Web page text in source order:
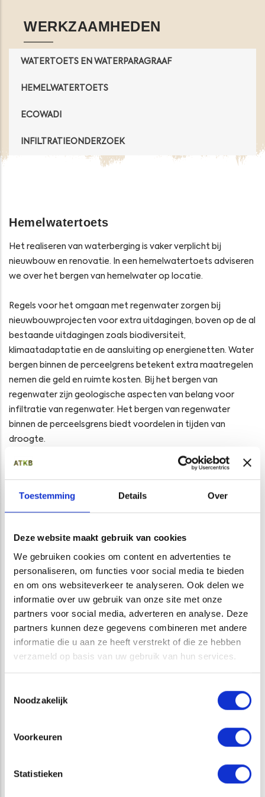
Toestemming Details Over
Deze website maakt gebruik van cookies
We gebruiken cookies om content en advertenties te
personaliseren, om functies voor social media te bieden
en om ons websiteverkeer te analyseren. Ook delen we
informatie over uw gebruik van onze site met onze
partners voor social media, adverteren en analyse. Deze
partners kunnen deze gegevens combineren met andere
informatie die u aan ze heeft verstrekt of die ze hebben
verzameld op basis van uw gebruik van hun services.
Noodzakelijk
Voorkeuren
Statistieken
WERKZAAMHEDEN
WATERTOETS EN WATERPARAGRAAF
HEMELWATERTOETS
ECOWADI
INFILTRATIEONDERZOEK
Hemelwatertoets
Het realiseren van waterberging is vaker verplicht bij
nieuwbouw en renovatie. In een hemelwatertoets adviseren
we over het bergen van hemelwater op locatie.
Regels voor het omgaan met regenwater zorgen bij
nieuwbouwprojecten voor extra uitdagingen, boven op de al
bestaande uitdagingen zoals biodiversiteit,
klimaatadaptatie en de aansluiting op energienetten. Water
bergen binnen de perceelgrens betekent extra maatregelen
nemen die geld en ruimte kosten. Bij het bergen van
regenwater zijn geologische aspecten van belang voor
infiltratie van regenwater. Het bergen van regenwater
binnen de perceelsgrens biedt voordelen in tijden van
droogte.
De hemelwatertoets is geschikt voor kleinschalige
de volgende onderdelen:
Hoeveel hemelwater moet binnen de perceelgrens
Welke kansen biedt de locatie voor infiltratie van
hemelwater?
Volstaan de geplande klimaat adaptieve maatregelen
of is er meer nodig?
Wat is het toetsingskader voor de hemelwateropgave
en hoe verhoudt dit zich tot andere (lokale) eisen zoals
de watercompensatieregels uit de Keur?
Een hemelwatertoets is één aspect uit een algemene
bestemmingsplanwijzigingen is meestal een volledige
watertoetsprocedure
ATKB heeft ruime ervaring op het gebied van
hemelwater(berging). Wij hebben juridische kennis van een
breed scala aan wet- en regelgeving, zoals de Keur van de